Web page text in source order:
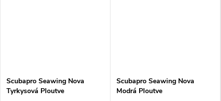
Scubapro Seawing Nova
Tyrkysová Ploutve
Scubapro Seawing Nova
Modrá Ploutve